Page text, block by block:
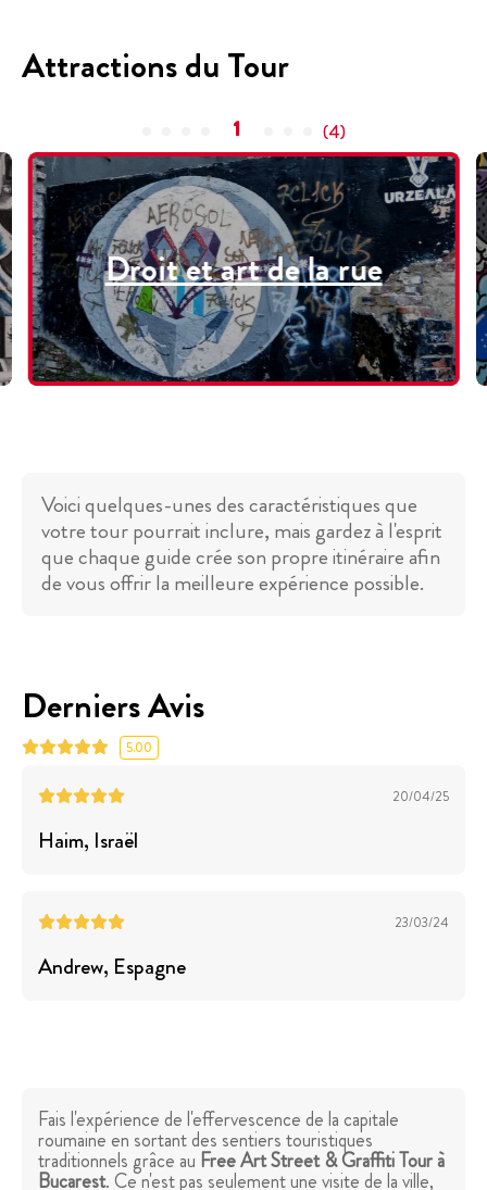
Attractions du Tour
1 (4)
Droit et art de la rue
Voici quelques-unes des caractéristiques que
votre tour pourrait inclure, mais gardez à l'esprit
que chaque guide crée son propre itinéraire afin
de vous offrir la meilleure expérience possible.
Derniers Avis
5.00
20/04/25
Haim, Israël
23/03/24
Andrew, Espagne
Fais l'expérience de l'effervescence de la capitale
roumaine en sortant des sentiers touristiques
traditionnels grâce au Free Art Street & Graffiti Tour à
Bucarest. Ce n'est pas seulement une visite de la ville,